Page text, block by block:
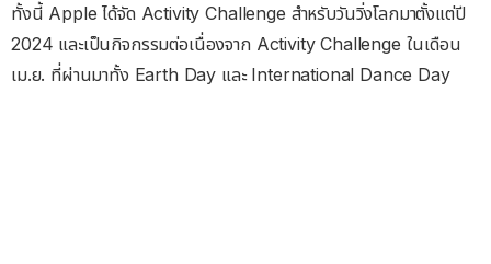
ทั้งนี้ Apple ได้จัด Activity Challenge สำหรับวันวิ่งโลกมาตั้งแต่ปี
2024 และเป็นกิจกรรมต่อเนื่องจาก Activity Challenge ในเดือน
เม.ย. ที่ผ่านมาทั้ง Earth Day และ International Dance Day